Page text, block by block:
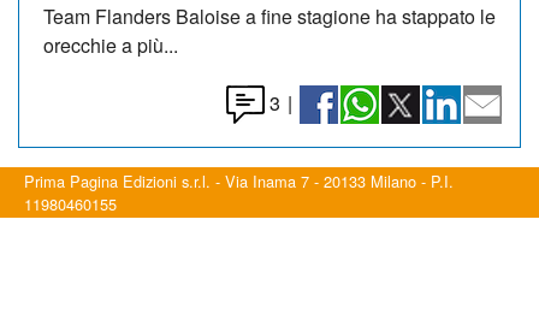
Team Flanders Baloise a fine stagione ha stappato le
orecchie a più...
3 |
Prima Pagina Edizioni s.r.l. - Via Inama 7 - 20133 Milano - P.I.
11980460155